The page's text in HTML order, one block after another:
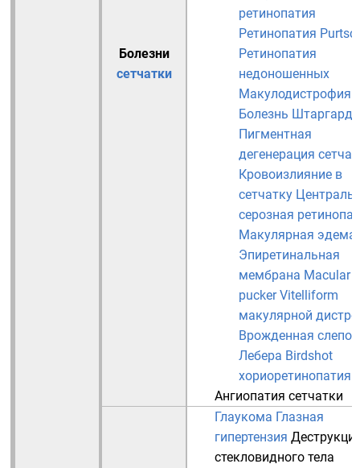
Болезни
сетчатки
ретинопатия
Ретинопатия
Ретинопатия
недоношенных
Макулодистрофия
Болезнь
Пигментная
дегенерация
Кровоизлияние в
сетчатку
серозная
Макулярная эдема
Эпиретинальная
мембрана Macular
pucker Vitelliform
макулярной
Врожденная
Лебера Birdshot
хориоретинопатия
Ангиопатия сетчатки
Глаукома Глазная
гипертензия
стекловидного тела